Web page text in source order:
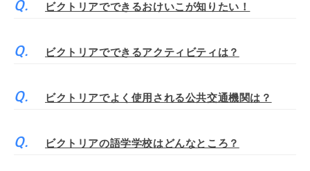
ビクトリアでできるおけいこが知りたい！
ビクトリアでできるアクティビティは？
ビクトリアでよく使用される公共交通機関は？
ビクトリアの語学学校はどんなところ？